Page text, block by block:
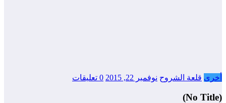
أخرى قلعة الشروح نوفمبر 22, 2015 0 تعليقات
(No Title)